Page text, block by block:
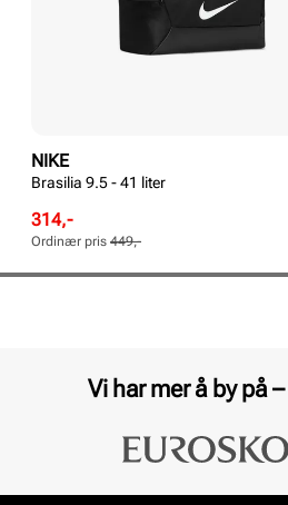
NIKE
Brasilia 9.5 - 41 liter
Rabattert
pris
Pris
314,-
Ordinær
pris
Pris
Ordinær pris 449,-
Vi har mer å by på